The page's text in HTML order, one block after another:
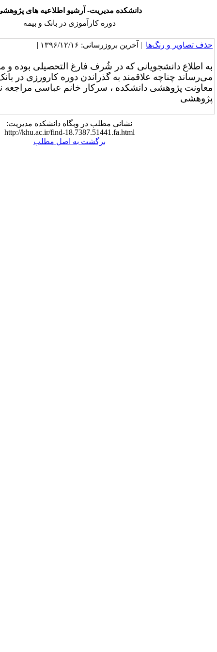
مدیریت- آرشیو اطلاعیه های پژوهشی
دوره کارآموزی در بانک و بیمه
بروزرسانی: ۱۳۹۶/۱۲/۱۶ |
به اطلاع دانشجویانی که در شُرف فارغ التحصیلی بوده و معدل بالای 17 دارند،
به گذراندن دوره کارورزی در بانک یا بیمه هستند به
، سرکار خانم عباسی مراجعه نمایند.
معاونت
نشانی مطلب در وبگاه دانشکده مدیریت:
http://khu.ac.ir/find-18.7387.51441.fa.html